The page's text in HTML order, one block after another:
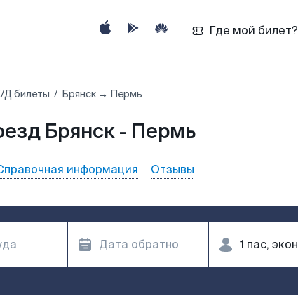
Где мой билет?
билеты Брянск → Пермь
Брянск - Пермь
информация Отзывы